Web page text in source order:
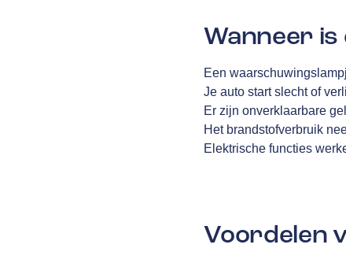
Wanneer is
Een
Je auto start slecht of
Er zijn onverklaarbare
Het brandstofverbruik
Elektrische functies
Voordelen